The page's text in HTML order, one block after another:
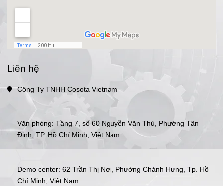
Liên hệ
Công Ty TNHH Cosota Vietnam
Văn phòng: Tầng 7, số 60 Nguyễn Văn Thủ, Phường Tân
Định, TP. Hồ Chí Minh, Việt Nam
Demo center: 62 Trần Thị Nơi, Phường Chánh Hưng, Tp. Hồ
Chí Minh, Việt Nam